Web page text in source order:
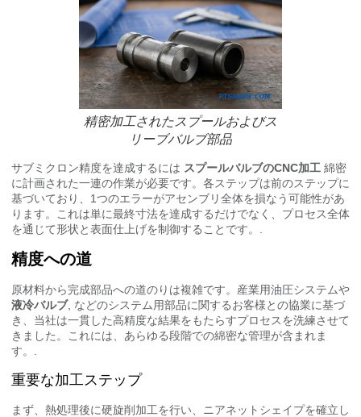
精密加工されたスプールおよびス
リーブバルブ部品
サブミクロン精度を達成するには スプールバルブのCNC加工 綿密
に計画された一連の作業が必要です。各ステップは前のステップに
基づいており、1つのエラーがアセンブリ全体を損なう可能性があ
ります。これは単に最終寸法を達成するだけでなく、プロセス全体
を通じて形状と表面仕上げを制御することです。.
精度への道
原材料から完成部品への道のりは複雑です。産業用油圧システムや
液冷バルブ, などのシステム用部品に関するお客様との協業に基づ
き、当社は一貫した高精度な結果をもたらすプロセスを洗練させて
きました。これには、あらゆる段階での綿密な管理が含まれま
す。.
重要な加工ステップ
まず、熱処理後に硬旋削加工を行い、ニアネットシェイプを確立し